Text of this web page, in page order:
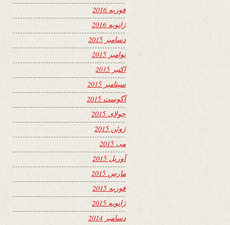
فوریه 2016
ژانویه 2016
دسامبر 2015
نوامبر 2015
اکتبر 2015
سپتامبر 2015
آگوست 2015
جولای 2015
ژوئن 2015
می 2015
آوریل 2015
مارس 2015
فوریه 2015
ژانویه 2015
دسامبر 2014